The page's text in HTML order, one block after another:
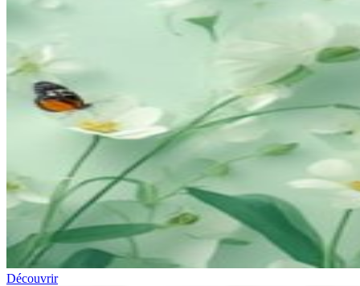
Découvrir